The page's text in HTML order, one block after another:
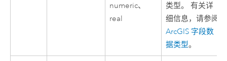
numeric、
real
类型。 有关详
细信息，请参阅
ArcGIS 字段数
据类型。